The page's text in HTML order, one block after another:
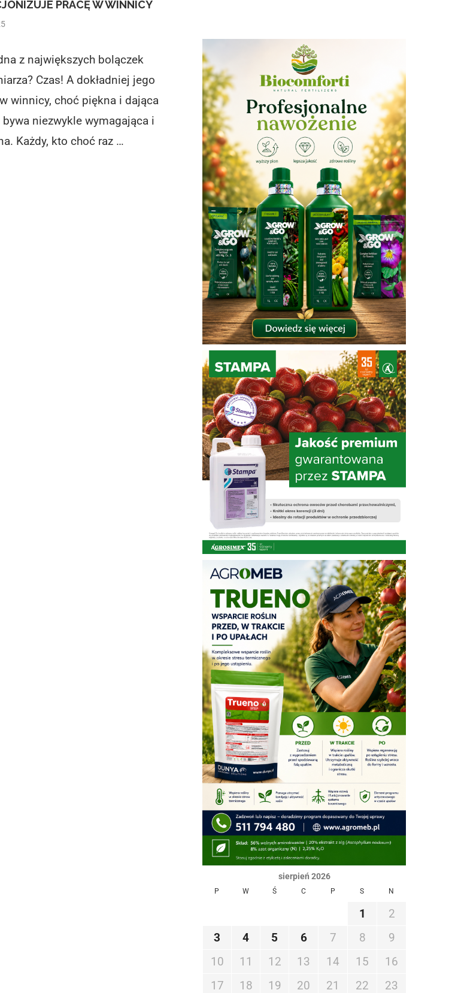
PRACĘ W WINNICY
z największych bolączek
Czas! A dokładniej jego
winnicy, choć piękna i dająca
niezwykle wymagająca i
Każdy, kto choć raz …
sierpień 2026
P W Ś C P S N
1
2
3
4 5 6 7 8
9
10
11 12 13 14 15
16
17
18 19 20 21 22
23